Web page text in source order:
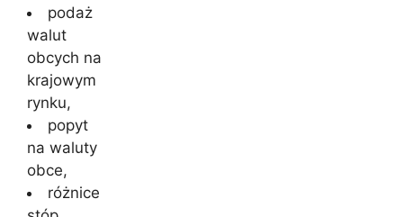
podaż
walut
obcych na
krajowym
rynku,
popyt
na waluty
obce,
różnice